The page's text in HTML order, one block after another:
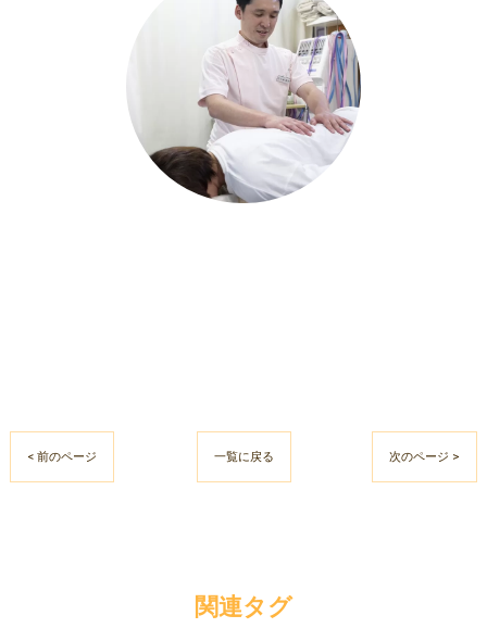
< 前のページ 一覧に戻る 次のページ >
関連タグ